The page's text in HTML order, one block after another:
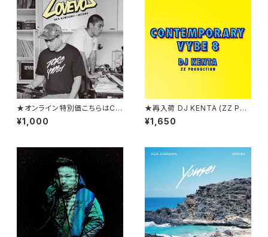
★オンライン特別価こちらはCD
になります。 Nick Kurosawa
+ Ohtoro/LOVEVOL
¥1,000
★再入荷 DJ KENTA (ZZ PR
O)/Contemporary Vybe 8
¥1,650